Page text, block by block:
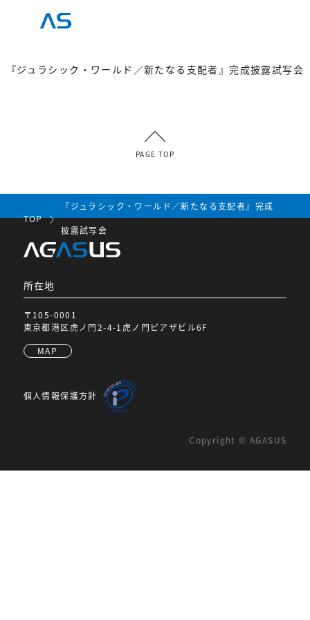
『ジュラシック・ワールド／新たなる支配者』完成披露試写会
PAGE TOP
TOP
『ジュラシック・ワールド／新たなる支配者』完成
披露試写会
所在地
〒105-0001
東京都港区虎ノ門2-4-1虎ノ門ピアザビル6F
MAP
個人情報保護方針
Copyright © AGASUS